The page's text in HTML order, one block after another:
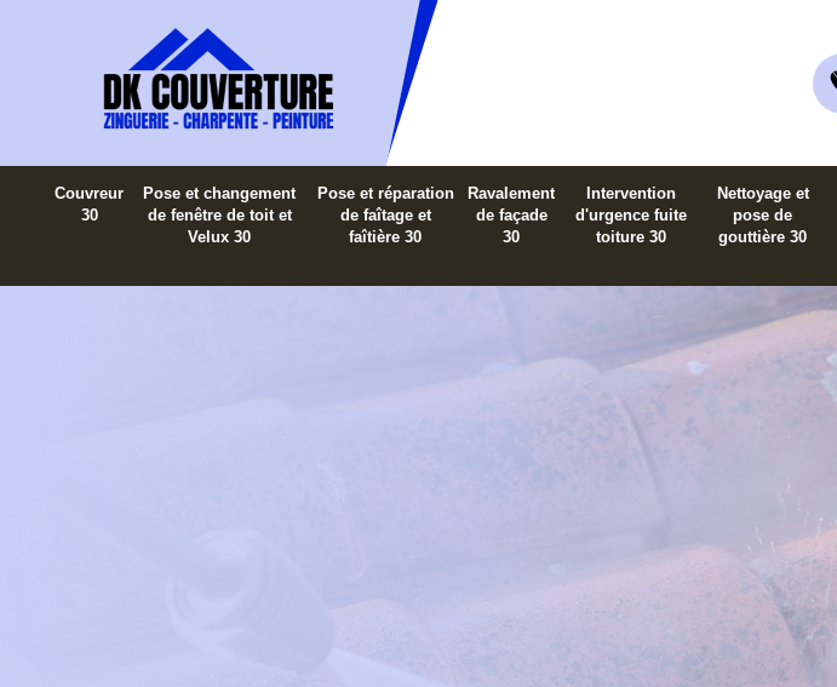
Couvreur
30
Pose et changement
de fenêtre de toit et
Velux 30
Pose et réparation
de faîtage et
faîtière 30
Ravalement
de façade
30
Intervention
d'urgence fuite
toiture 30
Nettoyage et
pose de
gouttière 30